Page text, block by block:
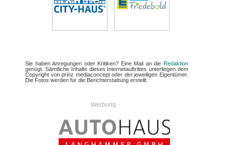
Sie haben Anregungen oder Kritiken? Eine Mail an die Redaktion
genügt. Sämtliche Inhalte dieses Internetauftrittes unterliegen dem
Copyright von prinz mediaconcept oder der jeweiligen Eigentümer.
Die Fotos werden für die Berichterstattung erstellt.
Werbung